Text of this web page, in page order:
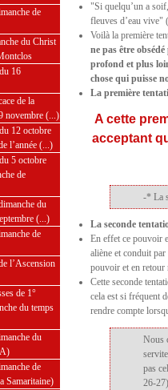
"Si quelqu’un a
fleuves d’eau vive"
Voilà la première
ne pas être
profond et plus
chose qui puisse
La première
A cette
acceptant
-* La
La seconde
En effet ce pouvoir
aliène et conduit
pouvoir et en retour
Cette seconde
cela est si fréquent
rendre compte
Nous
pas
26-
de
du Christ
16
de la
novembre (...)
12 octobre
l’année (...)
5 octobre
de
du
(...)
de
l’Ascension
de 1°
du temps
du
de
Samaritaine)